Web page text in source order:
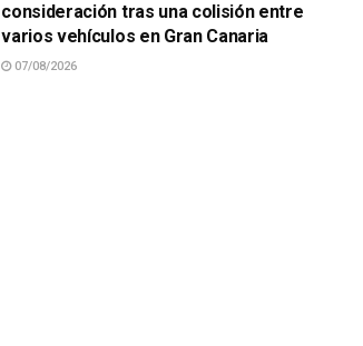
consideración tras una colisión entre
varios vehículos en Gran Canaria
07/08/2026